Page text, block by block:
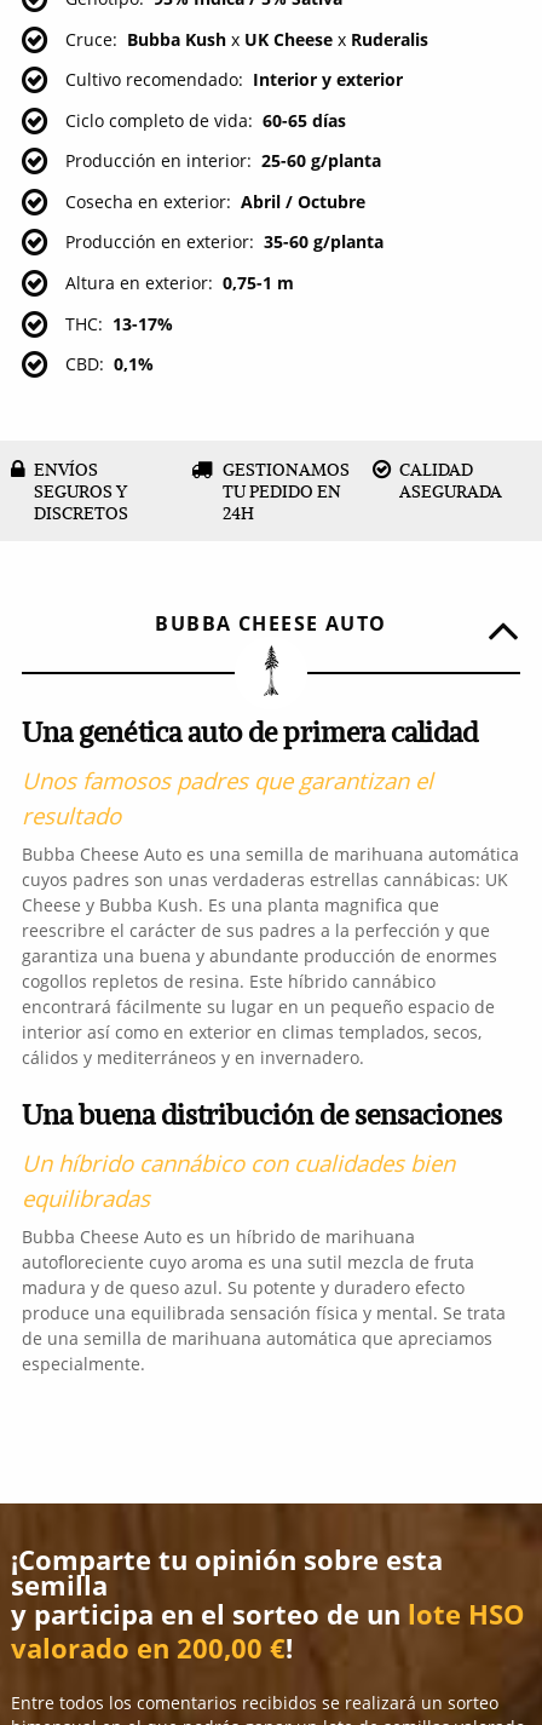
Cruce
Bubba Kush xUK Cheese xRuderalis
Cultivo recomendado
Interior y exterior
Ciclo completo de vida
60-65 días
Producción en interior
25-60 g/planta
Cosecha en exterior
Abril / Octubre
Producción en exterior
35-60 g/planta
Altura en exterior
0,75-1 m
THC
13-17%
CBD
0,1%
ENVÍOS
SEGUROS Y
DISCRETOS
GESTIONAMOS
TU PEDIDO EN
24H
CALIDAD
ASEGURADA
BUBBA CHEESE AUTO
Una genética auto de primera calidad
Unos famosos padres que garantizan el
resultado
Bubba Cheese Auto es una semilla de marihuana automática
cuyos padres son unas verdaderas estrellas cannábicas: UK
Cheese y Bubba Kush. Es una planta magnifica que
reescribre el carácter de sus padres a la perfección y que
garantiza una buena y abundante producción de enormes
cogollos repletos de resina. Este híbrido cannábico
encontrará fácilmente su lugar en un pequeño espacio de
interior así como en exterior en climas templados, secos,
cálidos y mediterráneos y en invernadero.
Una buena distribución de sensaciones
Un híbrido cannábico con cualidades bien
equilibradas
Bubba Cheese Auto es un híbrido de marihuana
autofloreciente cuyo aroma es una sutil mezcla de fruta
madura y de queso azul. Su potente y duradero efecto
produce una equilibrada sensación física y mental. Se trata
de una semilla de marihuana automática que apreciamos
especialmente.
¡Comparte tu opinión sobre esta
semilla
y participa en el sorteo de un lote HSO
valorado en 200,00 €!
Entre todos los comentarios recibidos se realizará un sorteo